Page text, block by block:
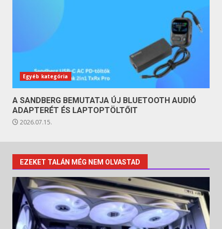
Egyéb kategória
A SANDBERG BEMUTATJA ÚJ BLUETOOTH AUDIÓ
ADAPTERÉT ÉS LAPTOPTÖLTŐIT
2026.07.15.
EZEKET TALÁN MÉG NEM OLVASTAD